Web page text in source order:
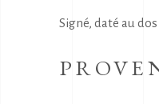
Signé, daté au